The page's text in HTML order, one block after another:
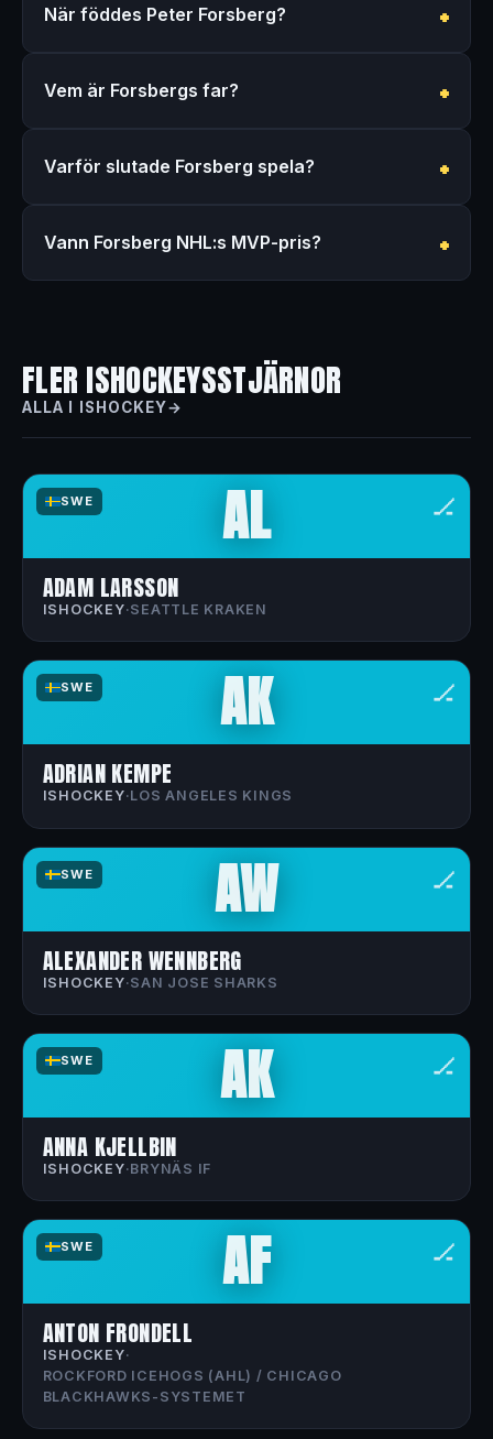
När föddes Peter Forsberg?
Vem är Forsbergs far?
Varför slutade Forsberg spela?
Vann Forsberg NHL:s MVP-pris?
FLER ISHOCKEYSSTJÄRNOR
ALLA I ISHOCKEY
SWE 🏒
AL
ADAM LARSSON
ISHOCKEY·SEATTLE KRAKEN
SWE 🏒
AK
ADRIAN KEMPE
ISHOCKEY·LOS ANGELES KINGS
SWE 🏒
AW
ALEXANDER WENNBERG
ISHOCKEY·SAN JOSE SHARKS
SWE 🏒
AK
ANNA KJELLBIN
ISHOCKEY·BRYNÄS IF
SWE 🏒
AF
ANTON FRONDELL
ISHOCKEY·
ROCKFORD ICEHOGS (AHL) / CHICAGO
BLACKHAWKS-SYSTEMET